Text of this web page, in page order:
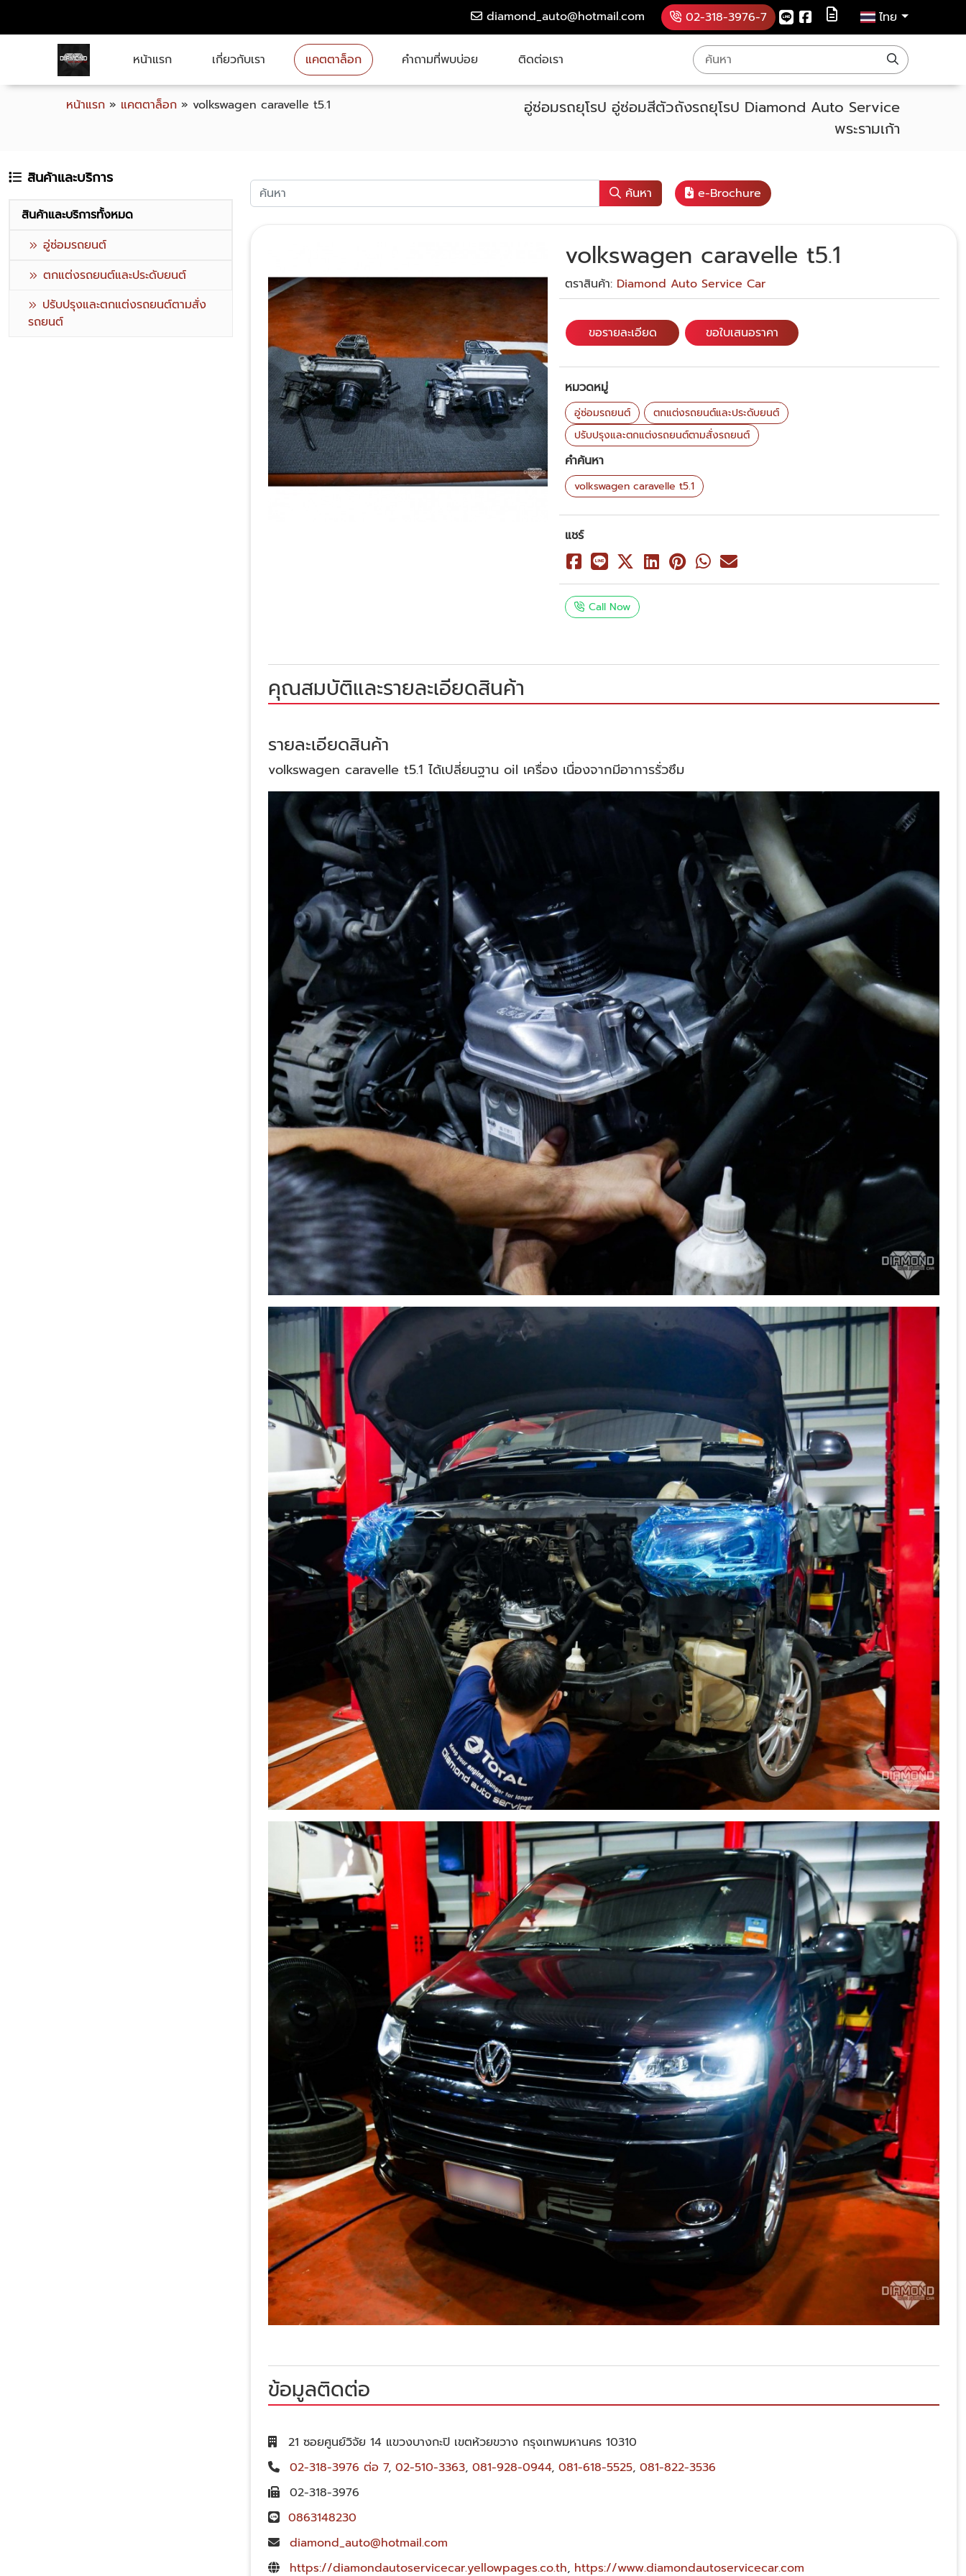
diamond_auto@hotmail.com 02-318-3976-7 ไทย
หน้าแรก เกี่ยวกับเรา แคตตาล็อก คำถามที่พบบ่อย ติดต่อเรา
หน้าแรก » แคตตาล็อก » volkswagen caravelle t5.1
อู่ซ่อมรถยุโรป อู่ซ่อมสีตัวถังรถยุโรป Diamond Auto Service
พระรามเก้า
สินค้าและบริการ
สินค้าและบริการทั้งหมด
อู่ซ่อมรถยนต์
ตกแต่งรถยนต์และประดับยนต์
ปรับปรุงและตกแต่งรถยนต์ตามสั่ง
รถยนต์
ค้นหา e-Brochure
volkswagen caravelle t5.1
ตราสินค้า: Diamond Auto Service Car
ขอรายละเอียด ขอใบเสนอราคา
หมวดหมู่
อู่ซ่อมรถยนต์
ตกแต่งรถยนต์และประดับยนต์
ปรับปรุงและตกแต่งรถยนต์ตามสั่งรถยนต์
คำค้นหา
volkswagen caravelle t5.1
แชร์
Call Now
คุณสมบัติและรายละเอียดสินค้า
รายละเอียดสินค้า
volkswagen caravelle t5.1 ได้เปลี่ยนฐาน oil เครื่อง เนื่องจากมีอาการรั่วซึม
ข้อมูลติดต่อ
21 ซอยศูนย์วิจัย 14 แขวงบางกะปิ เขตห้วยขวาง กรุงเทพมหานคร 10310
02-318-3976 ต่อ 7, 02-510-3363, 081-928-0944, 081-618-5525, 081-822-3536
02-318-3976
0863148230
diamond_auto@hotmail.com
https://diamondautoservicecar.yellowpages.co.th, https://www.diamondautoservicecar.com